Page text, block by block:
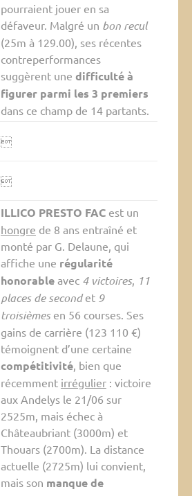
pourraient jouer en sa
défaveur. Malgré un bon recul
(25m à 129.00), ses récentes
contreperformances
suggèrent une difficulté à
figurer parmi les 3 premiers
dans ce champ de 14 partants.


ILLICO PRESTO FACest un
hongre de 8 ans entraîné et
monté par G. Delaune, qui
affiche une régularité
honorableavec 4 victoires, 11
places de secondet 9
troisièmesen 56 courses. Ses
gains de carrière (123 110 €)
témoignent d’une certaine
compétitivité, bien que
récemment irrégulier: victoire
aux Andelys le 21/06 sur
2525m, mais échec à
Châteaubriant (3000m) et
Thouars (2700m). La distance
actuelle (2725m) lui convient,
mais son manque de